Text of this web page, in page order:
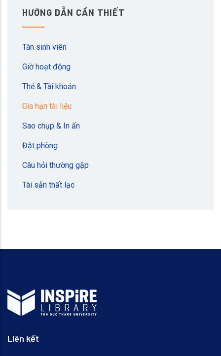
HƯỚNG DẪN CẦN THIẾT
Tân sinh viên
Giờ hoạt động
Thẻ & Tài khoản
Gia hạn tài liệu
Sao chụp & In ấn
Đặt phòng
Câu hỏi thường gặp
Tài sản thất lạc
Liên kết